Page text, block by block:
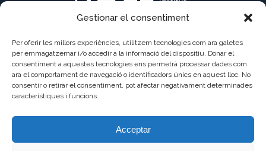
Gestionar el consentiment
Per oferir les millors experiències, utilitzem tecnologies com ara galetes
per emmagatzemar i/o accedir a la informació del dispositiu. Donar el
consentiment a aquestes tecnologies ens permetrà processar dades com
ara el comportament de navegació o identificadors únics en aquest lloc. No
consentir o retirar el consentiment, pot afectar negativament determinades
característiques i funcions.
Acceptar
C/ Pau Claris 121
08009 Barcelona
93 487 03 01